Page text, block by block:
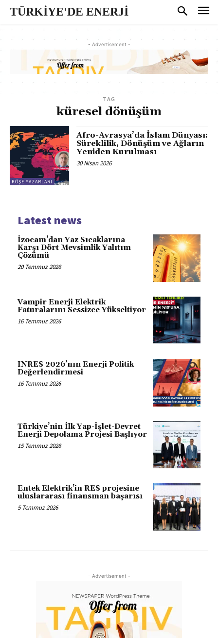
TÜRKİYE'DE ENERJİ
- Advertisement -
TAG
küresel dönüşüm
KÖŞE YAZARLARI
Afro-Avrasya’da İslam Dünyası:
Süreklilik, Dönüşüm ve Ağların
Yeniden Kurulması
30 Nisan 2026
Latest news
İzocam’dan Yaz Sıcaklarına
Karşı Dört Mevsimlik Yalıtım
Çözümü
20 Temmuz 2026
Vampir Enerji Elektrik
Faturalarını Sessizce Yükseltiyor
16 Temmuz 2026
INRES 2026’nın Enerji Politik
Değerlendirmesi
16 Temmuz 2026
Türkiye’nin İlk Yap-İşlet-Devret
Enerji Depolama Projesi Başlıyor
15 Temmuz 2026
Entek Elektrik’in RES projesine
uluslararası finansman başarısı
5 Temmuz 2026
- Advertisement -